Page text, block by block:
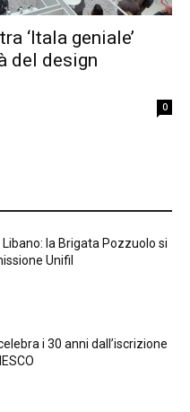
‘Itala geniale’
del design
0
Libano: la Brigata Pozzuolo si
Unifil
i 30 anni dall’iscrizione